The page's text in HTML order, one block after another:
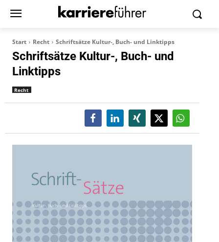
Start Recht Schriftsätze Kultur-, Buch- und Linktipps
Schriftsätze Kultur-, Buch- und
Linktipps
Recht